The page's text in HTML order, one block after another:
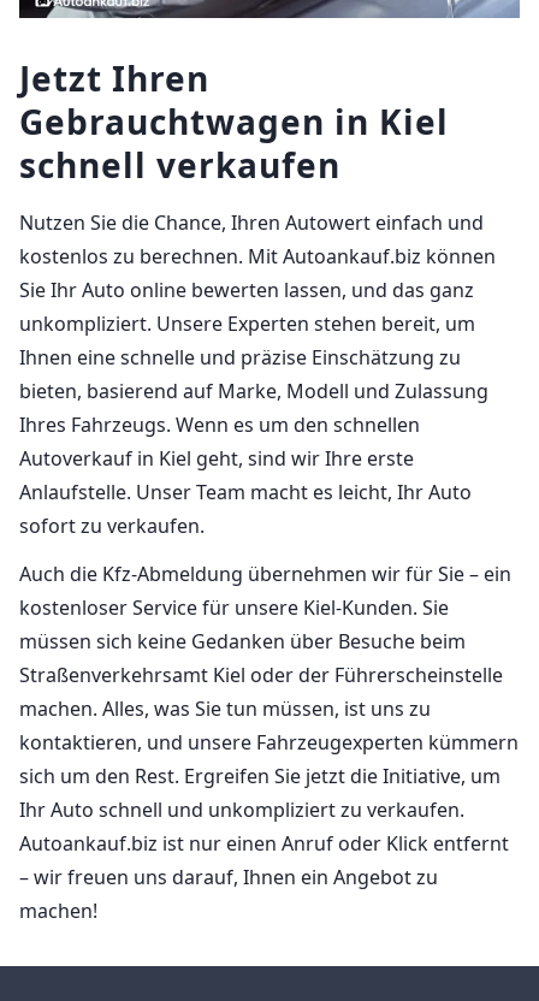
Jetzt Ihren
Gebrauchtwagen in Kiel
schnell verkaufen
Nutzen Sie die Chance, Ihren Autowert einfach und
kostenlos zu berechnen. Mit Autoankauf.biz können
Sie Ihr Auto online bewerten lassen, und das ganz
unkompliziert. Unsere Experten stehen bereit, um
Ihnen eine schnelle und präzise Einschätzung zu
bieten, basierend auf Marke, Modell und Zulassung
Ihres Fahrzeugs. Wenn es um den schnellen
Autoverkauf in Kiel geht, sind wir Ihre erste
Anlaufstelle. Unser Team macht es leicht, Ihr Auto
sofort zu verkaufen.
Auch die Kfz-Abmeldung übernehmen wir für Sie – ein
kostenloser Service für unsere Kiel-Kunden. Sie
müssen sich keine Gedanken über Besuche beim
Straßenverkehrsamt Kiel oder der Führerscheinstelle
machen. Alles, was Sie tun müssen, ist uns zu
kontaktieren, und unsere Fahrzeugexperten kümmern
sich um den Rest. Ergreifen Sie jetzt die Initiative, um
Ihr Auto schnell und unkompliziert zu verkaufen.
Autoankauf.biz ist nur einen Anruf oder Klick entfernt
– wir freuen uns darauf, Ihnen ein Angebot zu
machen!